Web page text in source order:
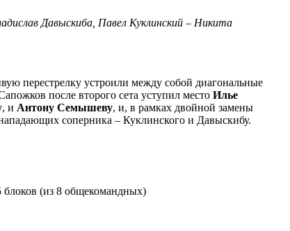
Давыскиба, Павел Куклинский – Никита
перестрелку устроили между собой диагональные
после второго сета уступил место Илье
, и Антону Семышеву, и, в рамках двойной замены
соперника – Куклинского и Давыскибу.
блоков (из 8 общекомандных)